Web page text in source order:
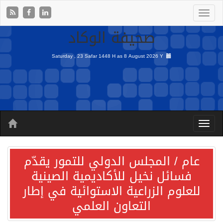
صحيفة الوكاد
Saturday , 23 Safar 1448 H as8 August 2026 Y
عام / المجلس الدولي للتمور يقدّم
فسائل نخيل للأكاديمية الصينية
للعلوم الزراعية الاستوائية في إطار
التعاون العلمي